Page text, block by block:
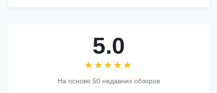
5.0
★★★★★
★★★★★
На основе 50 недавних обзоров